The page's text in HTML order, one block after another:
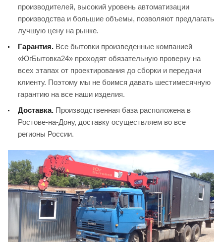
производителей, высокий уровень автоматизации
производства и большие объемы, позволяют предлагать
лучшую цену на рынке.
Гарантия. Все бытовки произведенные компанией
«ЮгБытовка24» проходят обязательную проверку на
всех этапах от проектирования до сборки и передачи
клиенту. Поэтому мы не боимся давать шестимесячную
гарантию на все наши изделия.
Доставка. Производственная база расположена в
Ростове-на-Дону, доставку осуществляем во все
регионы России.